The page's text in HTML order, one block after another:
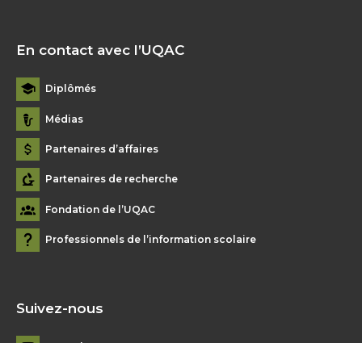
En contact avec l’UQAC
Diplômés
Médias
Partenaires d’affaires
Partenaires de recherche
Fondation de l’UQAC
Professionnels de l’information scolaire
Suivez-nous